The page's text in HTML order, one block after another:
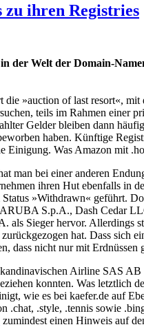
zu ihren Registries
der Welt der Domain-
die »auction of last resort«,
teils im Rahmen
Gelder bleiben dann
haben. Künftige
Einigung. Was Amazon mit
man bei einer anderen
ihren Hut ebenfalls in
»Withdrawn« geführt.
S.p.A., Dash Cedar
als Sieger hervor. Allerdings
hat. Dass sich
dass nicht nur mit Erdnüssen
Airline SAS
konnten. Was letztlich
wie es bei kaefer.de auf
.chat, .style, .tennis sowie
zumindest einen Hinweis auf